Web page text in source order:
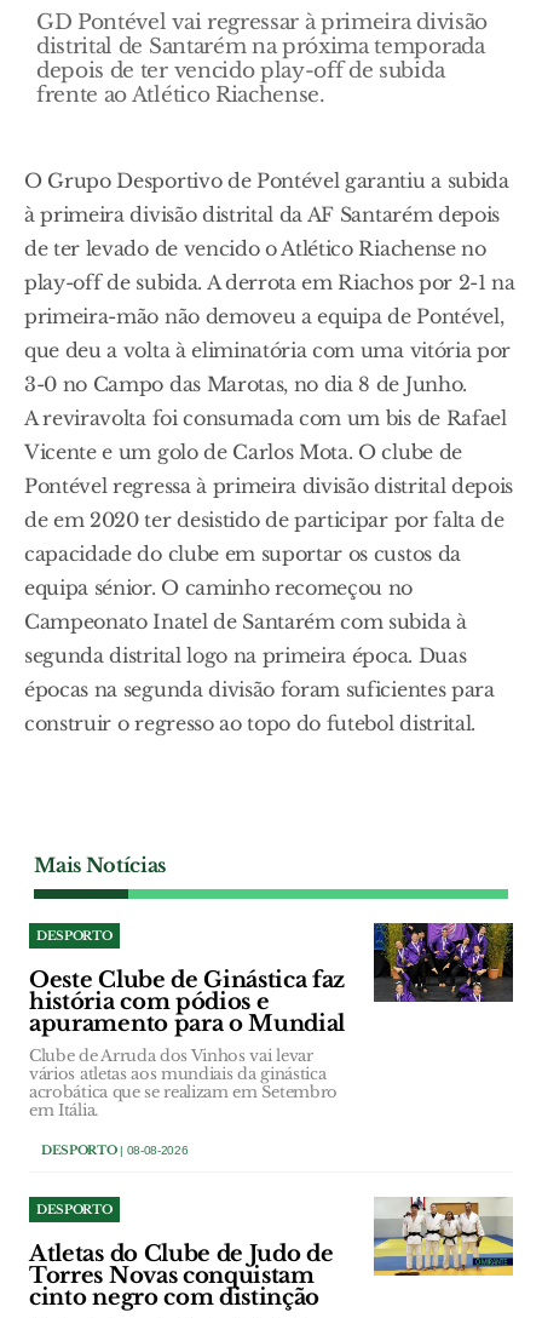
GD Pontével vai regressar à primeira divisão
distrital de Santarém na próxima temporada
depois de ter vencido play-off de subida
frente ao Atlético Riachense.
O Grupo Desportivo de Pontével garantiu a subida
à primeira divisão distrital da AF Santarém depois
de ter levado de vencido o Atlético Riachense no
play-off de subida. A derrota em Riachos por 2-1 na
primeira-mão não demoveu a equipa de Pontével,
que deu a volta à eliminatória com uma vitória por
3-0 no Campo das Marotas, no dia 8 de Junho.
A reviravolta foi consumada com um bis de Rafael
Vicente e um golo de Carlos Mota. O clube de
Pontével regressa à primeira divisão distrital depois
de em 2020 ter desistido de participar por falta de
capacidade do clube em suportar os custos da
equipa sénior. O caminho recomeçou no
Campeonato Inatel de Santarém com subida à
segunda distrital logo na primeira época. Duas
épocas na segunda divisão foram suficientes para
construir o regresso ao topo do futebol distrital.
Mais Notícias
DESPORTO
Oeste Clube de Ginástica faz
história com pódios e
apuramento para o Mundial
Clube de Arruda dos Vinhos vai levar
vários atletas aos mundiais da ginástica
acrobática que se realizam em Setembro
em Itália.
DESPORTO| 08-08-2026
DESPORTO
Atletas do Clube de Judo de
Torres Novas conquistam
cinto negro com distinção